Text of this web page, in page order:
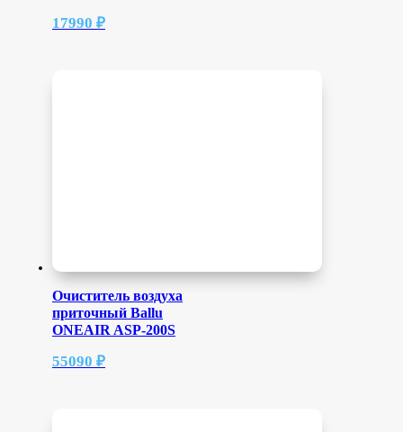
17990 ₽
Очиститель воздуха
приточный Ballu
ONEAIR ASP-200S
55090 ₽